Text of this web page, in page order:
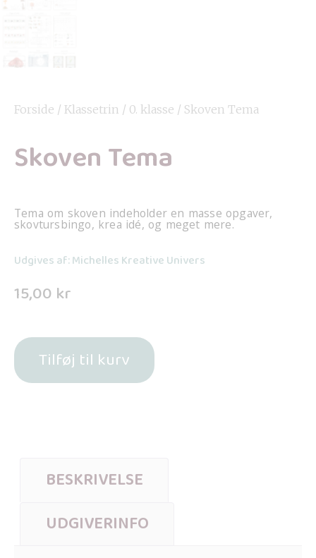
Forside / Klassetrin / 0. klasse / Skoven Tema
Skoven Tema
Tema om skoven indeholder en masse opgaver,
skovtursbingo, krea idé, og meget mere.
Udgives af: Michelles Kreative Univers
15,00 kr
Tilføj til kurv
BESKRIVELSE
UDGIVERINFO